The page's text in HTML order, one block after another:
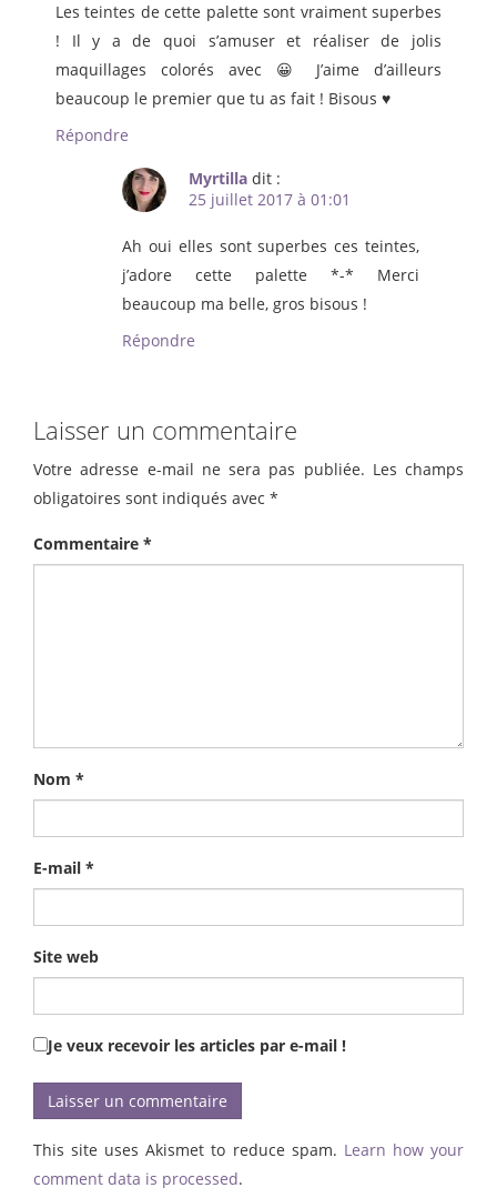
Les teintes de cette palette sont vraiment superbes
! Il y a de quoi s’amuser et réaliser de jolis
maquillages colorés avec 😀 J’aime d’ailleurs
beaucoup le premier que tu as fait ! Bisous ♥
Répondre
Myrtilla dit :
25 juillet 2017 à 01:01
Ah oui elles sont superbes ces teintes,
j’adore cette palette *-* Merci
beaucoup ma belle, gros bisous !
Répondre
Laisser un commentaire
Votre adresse e-mail ne sera pas publiée. Les champs
obligatoires sont indiqués avec *
Commentaire *
Nom *
E-mail *
Site web
Je veux recevoir les articles par e-mail !
This site uses Akismet to reduce spam. Learn how your
comment data is processed.